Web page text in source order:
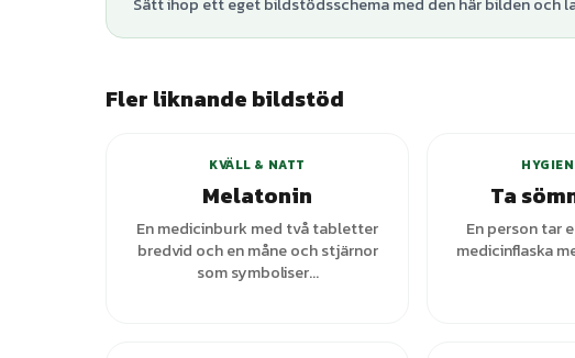
Fler liknande bildstöd
KVÄLL & NATT
Melatonin
En medicinburk med två tabletter
bredvid och en måne och stjärnor
som symboliser...
Ta
En person tar
medicinflaska